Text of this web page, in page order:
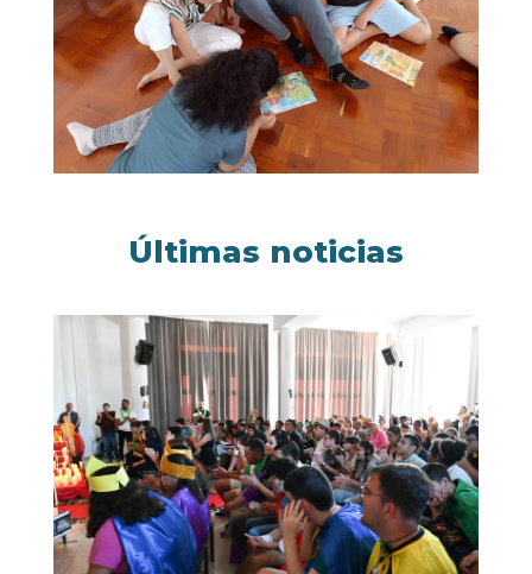
Últimas noticias